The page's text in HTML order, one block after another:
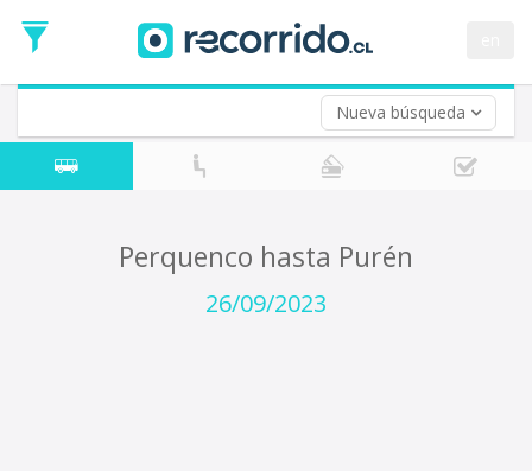
Nueva búsqueda
de
Ida
Vuelta (opcional)
Fecha
de
Perquenco hasta Purén
26/09/2023